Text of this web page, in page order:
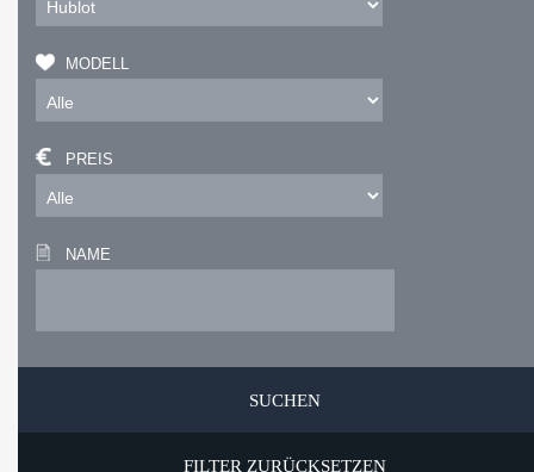
MODELL
PREIS
NAME
FILTER ZURÜCKSETZEN